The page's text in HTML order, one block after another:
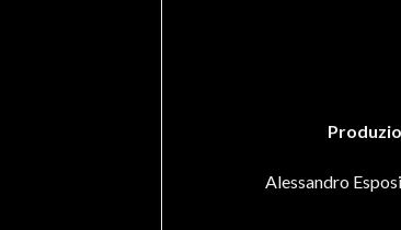
Alessandro